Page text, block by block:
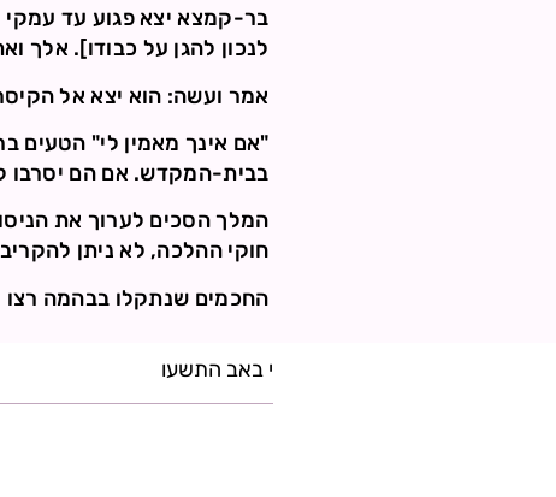
בר-קמצא יצא פגוע עד עמקי
לנכון להגן על כבודו]. אלך
אמר ועשה: הוא יצא אל
"אם אינך מאמין לי" הטעים
בבית-המקדש. אם הם יסרבו
המלך הסכים לערוך את
חוקי ההלכה, לא ניתן
החכמים שנתקלו בבהמה
י באב התשעו